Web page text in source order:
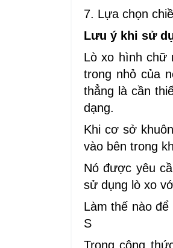
7. Lựa chọn
Lưu ý khi sử
Lò xo hình chữ
trong nhỏ của
thẳng là cần
dạng.
Khi cơ sở
vào bên trong
Nó được yêu
sử dụng lò xo
Làm thế nào
S
Trong công